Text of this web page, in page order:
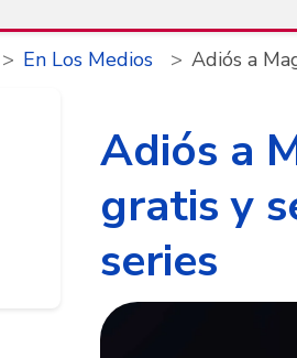
En Los Medios Adiós a
Adiós a
gratis y
series